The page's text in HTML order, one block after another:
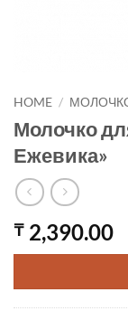
HOME /
Молочко
Ежевика»
₸ 2,390.00